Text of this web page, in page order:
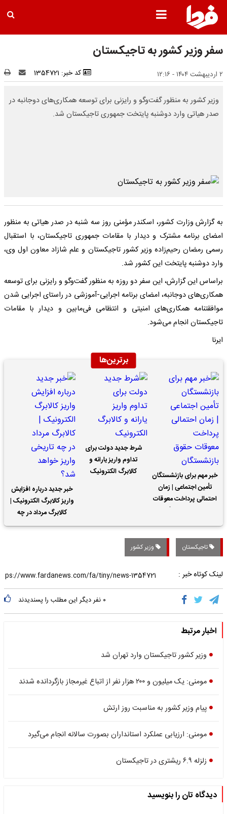
سفر وزیر کشور به تاجیکستان
۲ اردیبهشت ۱۴۰۴ - ۱۲:۱۶ کد خبر: 1354721
وزیر کشور به منظور گفت‌وگو و رایزنی برای توسعه همکاری‌های دوجانبه در
صدر هیاتی وارد دوشنبه پایتخت جمهوری تاجیکستان شد.
به گزارش وزارت کشور، اسکندر مؤمنی روز سه شنبه در صدر هیاتی به منظور
امضای برنامه مشترک و دیدار با مقامات جمهوری تاجیکستان، با استقبال
رسمی رمضان رحیم‌زاده وزیر کشور تاجیکستان و علم شازاد معاون اول وی،
وارد دوشنبه پایتخت این کشور شد.
براساس این گزارش، این سفر دو روزه به منظور گفت‌وگو و رایزنی برای توسعه
همکاری‌های دوجانبه، امضای برنامه اجرایی-آموزشی در راستای اجرایی شدن
موافقتنامه همکاری‌های امنیتی و انتظامی فی‌مابین و دیدار با مقامات
تاجیکستان انجام می‌شود.
ایرنا
برترین‌ها
خبر مهم برای بازنشستگان
تأمین اجتماعی | زمان
احتمالی پرداخت معوقات
شرط جدید دولت برای
تداوم واریز یارانه و
کالابرگ الکترونیک
خبر جدید درباره افزایش
واریز کالابرگ الکترونیک |
کالابرگ مرداد در چه
تاریخی واریز خواهد شد؟
تاجیکستان وزیر کشور
لینک کوتاه خبر :
۰ نفر دیگر این مطلب را پسندیدند
اخبار مرتبط
وزیر کشور تاجیکستان وارد تهران شد
مومنی: یک میلیون و ۲۰۰ هزار نفر از اتباع غیرمجاز بازگردانده شدند
پیام وزیر کشور به مناسبت روز ارتش
مومنی: ارزیابی عملکرد استانداران بصورت سالانه انجام می‌گیرد
زلزله ۶.۹ ریشتری در تاجیکستان
دیدگاه تان را بنویسید